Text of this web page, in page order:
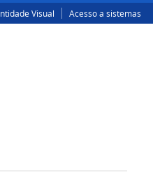
Visual Acesso a sistemas